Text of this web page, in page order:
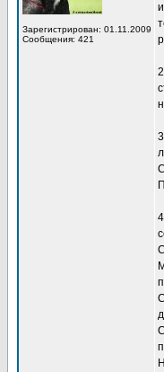
Зарегистрирован: 01.11.2009
Сообщения: 421